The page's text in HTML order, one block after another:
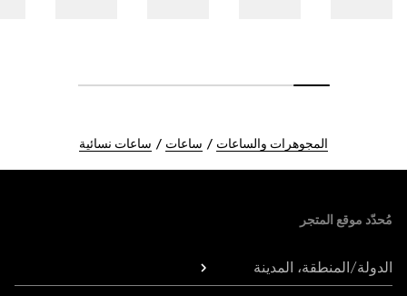
المجوهرات والساعات ساعات ساعات نسائية
مُحدّد موقع المتجر
الدولة/المنطقة، المدينة